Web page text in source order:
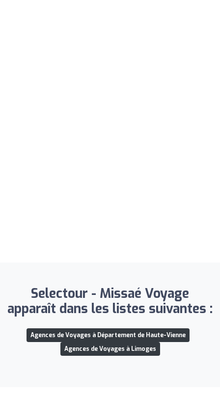
Selectour - Missaé Voyage
apparaît dans les listes suivantes :
Agences de Voyages à Département de Haute-Vienne
Agences de Voyages à Limoges